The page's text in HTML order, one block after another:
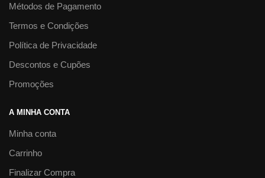
Métodos de Pagamento
Termos e Condições
Política de Privacidade
Descontos e Cupões
Promoções
A MINHA CONTA
Minha conta
Carrinho
Finalizar Compra